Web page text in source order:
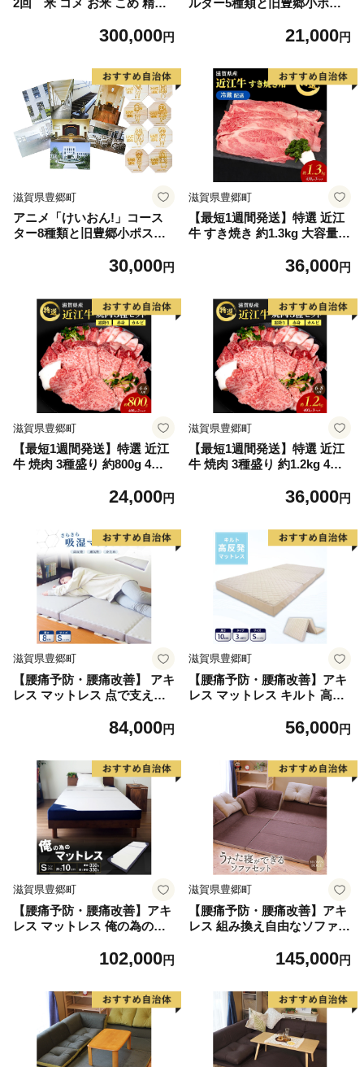
300,000円
雑貨 日用品 写真 キャラクタ
21,000円
滋賀県豊郷町
アニメ「けいおん!」コース
ター8種類と旧豊郷小ポスト
ャラクターグッズ アニメグッ
30,000円
滋賀県豊郷町
【最短1週間発送】特選 近江
牛 すき焼き 約1.3kg 大容量
牛肉 黒毛和牛 肩ロース モモ
ランド牛 滋賀県 豊郷町
36,000円
滋賀県豊郷町
【最短1週間発送】特選 近江
牛 焼肉 3種盛り 約800g 4～6
き肉 焼肉用 カルビ 赤身 霜降
賀県 豊郷町
24,000円
滋賀県豊郷町
【最短1週間発送】特選 近江
牛 焼肉 3種盛り 約1.2kg 4～6
き肉 焼肉用 カルビ 赤身 霜降
賀県 豊郷町
36,000円
滋賀県豊郷町
【腰痛予防・腰痛改善】 アキ
レス マットレス 点で支える
トレス シングル 8cm コスパ
ットレス ベルオアシス 日用
品 腰痛改善 滋賀県 豊郷町
84,000円
滋賀県豊郷町
【腰痛予防・腰痛改善】アキ
レス マットレス キルト 高反
ングル コスパ 寝具 高反発 三
用品 腰痛改善 滋賀県 豊郷町
56,000円
滋賀県豊郷町
【腰痛予防・腰痛改善】アキ
レス マットレス 俺の為のマ
ル かため コスパ 寝具 高反発
日用品 腰痛改善 滋賀県 豊郷
102,000円
滋賀県豊郷町
【腰痛予防・腰痛改善】アキ
レス 組み換え自由なソファと
ソファセット 日本製 ブラウ
ソファー ラグ 腰痛改善 寝具
家具 インテリア 滋賀県 豊郷
145,000円